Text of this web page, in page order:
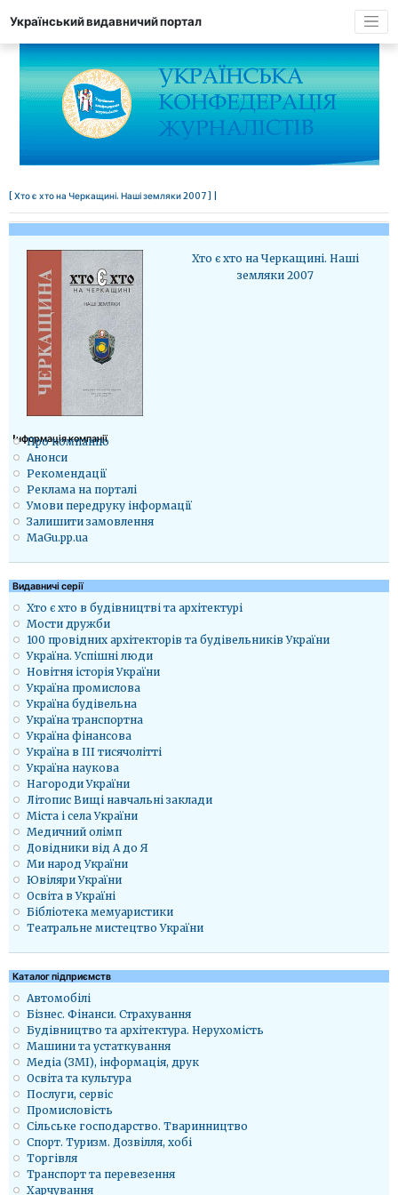
Український видавничий портал
[ Хто є хто на Черкащині. Наші земляки 2007 ] |
Хто є хто на Черкащині. Наші
земляки 2007
Iнформація компанії
Про компанію
Анонси
Рекомендації
Реклама на порталі
Умови передруку інформації
Залишити замовлення
MaGu.pp.ua
Видавничі серії
Хто є хто в будівництві та архітектурі
Мости дружби
100 провідних архітекторів та будівельників України
Україна. Успішні люди
Новітня історія України
Україна промислова
Україна будівельна
Україна транспортна
Україна фінансова
Україна в ІІІ тисячолітті
Україна наукова
Нагороди України
Літопис Вищі навчальні заклади
Міста і села України
Медичний олімп
Довідники від А до Я
Ми народ України
Ювіляри України
Освіта в Україні
Бібліотека мемуаристики
Театральне мистецтво України
Каталог підприємств
Автомобілі
Бізнес. Фінанси. Страхування
Будівництво та архітектура. Нерухомість
Машини та устаткування
Медіа (ЗМІ), інформація, друк
Освіта та культура
Послуги, сервіс
Промисловість
Сільське господарство. Тваринництво
Спорт. Туризм. Дозвілля, хобі
Торгівля
Транспорт та перевезення
Харчування